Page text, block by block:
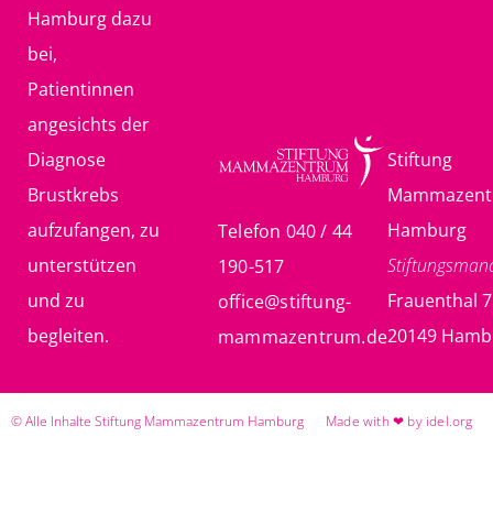
Hamburg dazu
bei,
Patientinnen
angesichts der
Diagnose
Brustkrebs
aufzufangen, zu
unterstützen
und zu
begleiten.
Telefon 040 / 44
190-517
office@stiftung-
mammazentrum.de
Stiftung
Hamburg
Frauenthal 7
20149
© Alle Inhalte Stiftung Mammazentrum Hamburg Made with ❤ by idel.org